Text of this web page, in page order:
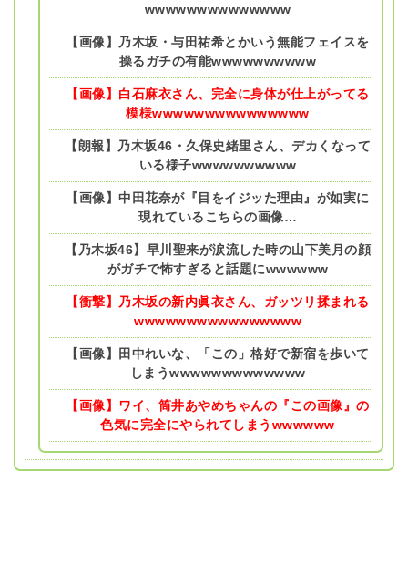
wwwwwwwwwwwwww
【画像】乃木坂・与田祐希とかいう無能フェイスを
操るガチの有能wwwwwwwwww
【画像】白石麻衣さん、完全に身体が仕上がってる
模様wwwwwwwwwwwwwww
【朗報】乃木坂46・久保史緒里さん、デカくなって
いる様子wwwwwwwwww
【画像】中田花奈が『目をイジッた理由』が如実に
現れているこちらの画像…
【乃木坂46】早川聖来が涙流した時の山下美月の顔
がガチで怖すぎると話題にwwwwww
【衝撃】乃木坂の新内眞衣さん、ガッツリ揉まれる
wwwwwwwwwwwwwwww
【画像】田中れいな、「この」格好で新宿を歩いて
しまうwwwwwwwwwwwww
【画像】ワイ、筒井あやめちゃんの『この画像』の
色気に完全にやられてしまうwwwwww